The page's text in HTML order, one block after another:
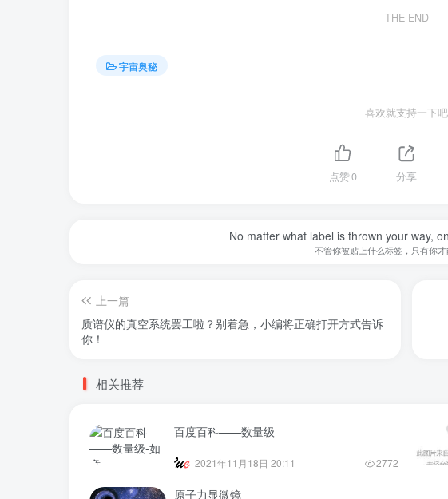
THE END
宇宙奥秘
喜欢就支持一下吧
点赞0 分享
No matter what label is thrown your way,
不管你被贴上什么标签，只有你
上一篇
质谱仪的真空系统罢工啦？别着急，小编将正确打开方式告诉
你！
相关推荐
百度百科——数量级
2021年11月18日 20:11 2772
原子力显微镜